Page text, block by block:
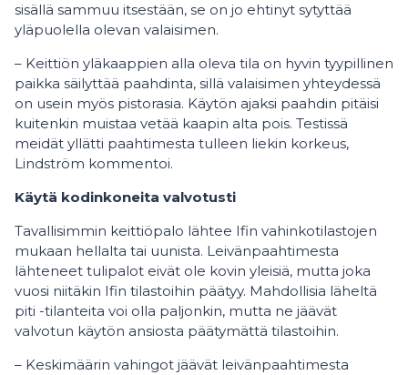
sisällä sammuu itsestään, se on jo ehtinyt sytyttää
yläpuolella olevan valaisimen.
– Keittiön yläkaappien alla oleva tila on hyvin tyypillinen
paikka säilyttää paahdinta, sillä valaisimen yhteydessä
on usein myös pistorasia. Käytön ajaksi paahdin pitäisi
kuitenkin muistaa vetää kaapin alta pois. Testissä
meidät yllätti paahtimesta tulleen liekin korkeus,
Lindström kommentoi.
Käytä kodinkoneita valvotusti
Tavallisimmin keittiöpalo lähtee Ifin vahinkotilastojen
mukaan hellalta tai uunista. Leivänpaahtimesta
lähteneet tulipalot eivät ole kovin yleisiä, mutta joka
vuosi niitäkin Ifin tilastoihin päätyy. Mahdollisia läheltä
piti -tilanteita voi olla paljonkin, mutta ne jäävät
valvotun käytön ansiosta päätymättä tilastoihin.
– Keskimäärin vahingot jäävät leivänpaahtimesta